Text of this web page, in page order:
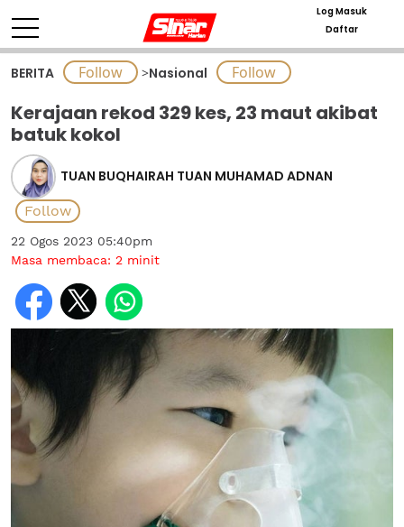
Log Masuk
Daftar
BERITA >Nasional
Kerajaan rekod 329 kes, 23 maut akibat
batuk kokol
TUAN BUQHAIRAH TUAN MUHAMAD ADNAN
22 Ogos 2023 05:40pm
Masa membaca: 2 minit